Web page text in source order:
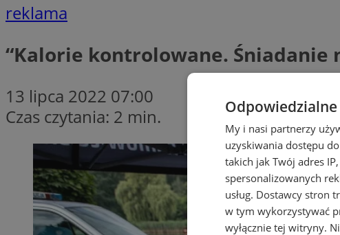
reklama
“Kalorie kontrolowane. Śniadanie
13 lipca 2022 07:00
Czas czytania: 2 min.
My i nasi partnerzy
uzyskiwania dostępu
takich jak Twój adres
spersonalizowanych
usług. Dostawcy stron
w tym wykorzystywać
wyłącznie tej witryny.